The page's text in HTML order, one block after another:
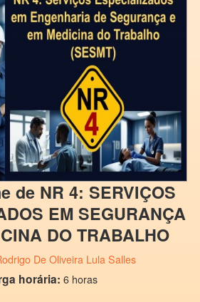
de NR 4: SERVIÇOS
EM SEGURANÇA
DO TRABALHO
De Oliveira Lula Salles
horária: 6 horas